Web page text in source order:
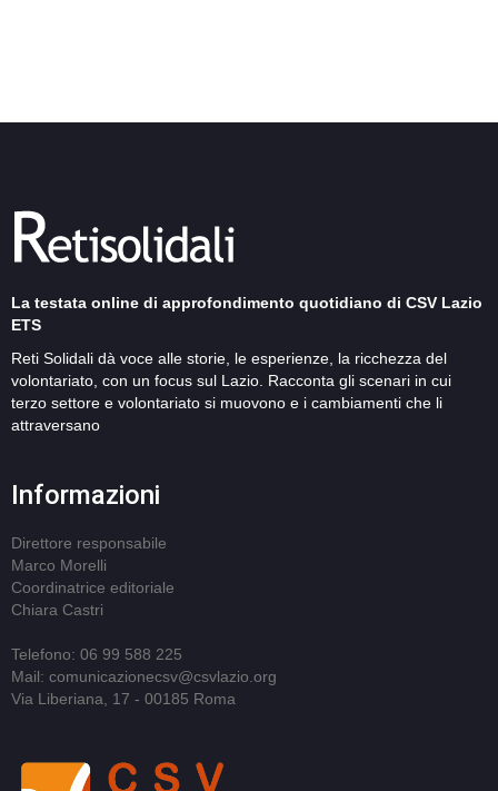
La testata online di approfondimento quotidiano di CSV Lazio
ETS
Reti Solidali dà voce alle storie, le esperienze, la ricchezza del
volontariato, con un focus sul Lazio. Racconta gli scenari in cui
terzo settore e volontariato si muovono e i cambiamenti che li
attraversano
Informazioni
Direttore responsabile
Marco Morelli
Coordinatrice editoriale
Chiara Castri
Telefono: 06 99 588 225
Mail: comunicazionecsv@csvlazio.org
Via Liberiana, 17 - 00185 Roma